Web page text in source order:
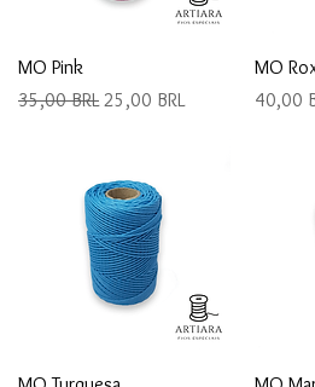
Vista rápida
MO Pink
Precio
35,00 BRL Precio de oferta
25,00 BRL
MO
Precio
40,00
Vista rápida